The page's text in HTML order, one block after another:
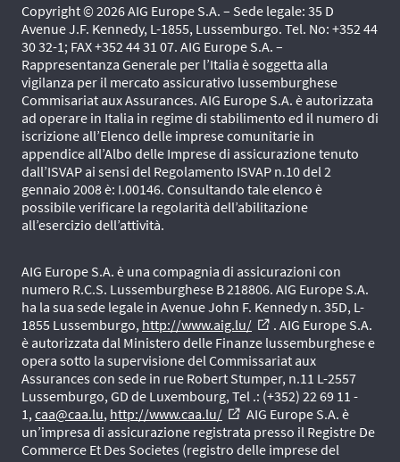
Copyright © 2026 AIG Europe S.A. – Sede legale: 35 D
Avenue J.F. Kennedy, L-1855, Lussemburgo. Tel. No: +352 44
30 32-1; FAX +352 44 31 07. AIG Europe S.A. –
Rappresentanza Generale per l’Italia è soggetta alla
vigilanza per il mercato assicurativo lussemburghese
Commisariat aux Assurances. AIG Europe S.A. è autorizzata
ad operare in Italia in regime di stabilimento ed il numero di
iscrizione all’Elenco delle imprese comunitarie in
appendice all’Albo delle Imprese di assicurazione tenuto
dall’ISVAP ai sensi del Regolamento ISVAP n.10 del 2
gennaio 2008 è: I.00146. Consultando tale elenco è
possibile verificare la regolarità dell’abilitazione
all’esercizio dell’attività.
AIG Europe S.A. è una compagnia di assicurazioni con
numero R.C.S. Lussemburghese B 218806. AIG Europe S.A.
ha la sua sede legale in Avenue John F. Kennedy n. 35D, L-
1855 Lussemburgo, http://www.aig.lu/ external_link . AIG Europe S.A.
è autorizzata dal Ministero delle Finanze lussemburghese e
opera sotto la supervisione del Commissariat aux
Assurances con sede in rue Robert Stumper, n.11 L-2557
Lussemburgo, GD de Luxembourg, Tel .: (+352) 22 69 11 -
1, caa@caa.lu, http://www.caa.lu/ external_link AIG Europe S.A. è
un’impresa di assicurazione registrata presso il Registre De
Commerce Et Des Societes (registro delle imprese del